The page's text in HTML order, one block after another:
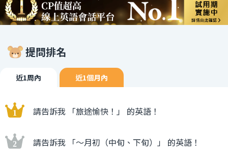
提問排名
近1周內 近1個月內
請告訴我 「旅途愉快！」 的英語！
請告訴我 「〜月初（中旬、下旬）」 的英語！